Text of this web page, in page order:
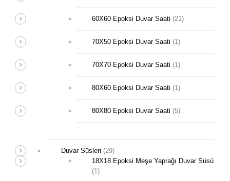
60X60 Epoksi Duvar Saati (21)
70X50 Epoksi Duvar Saati (1)
70X70 Epoksi Duvar Saati (1)
80X60 Epoksi Duvar Saati (1)
80X80 Epoksi Duvar Saati (5)
Duvar Süsleri (29)
18X18 Epoksi Meşe Yaprağı Duvar Süsü
(1)